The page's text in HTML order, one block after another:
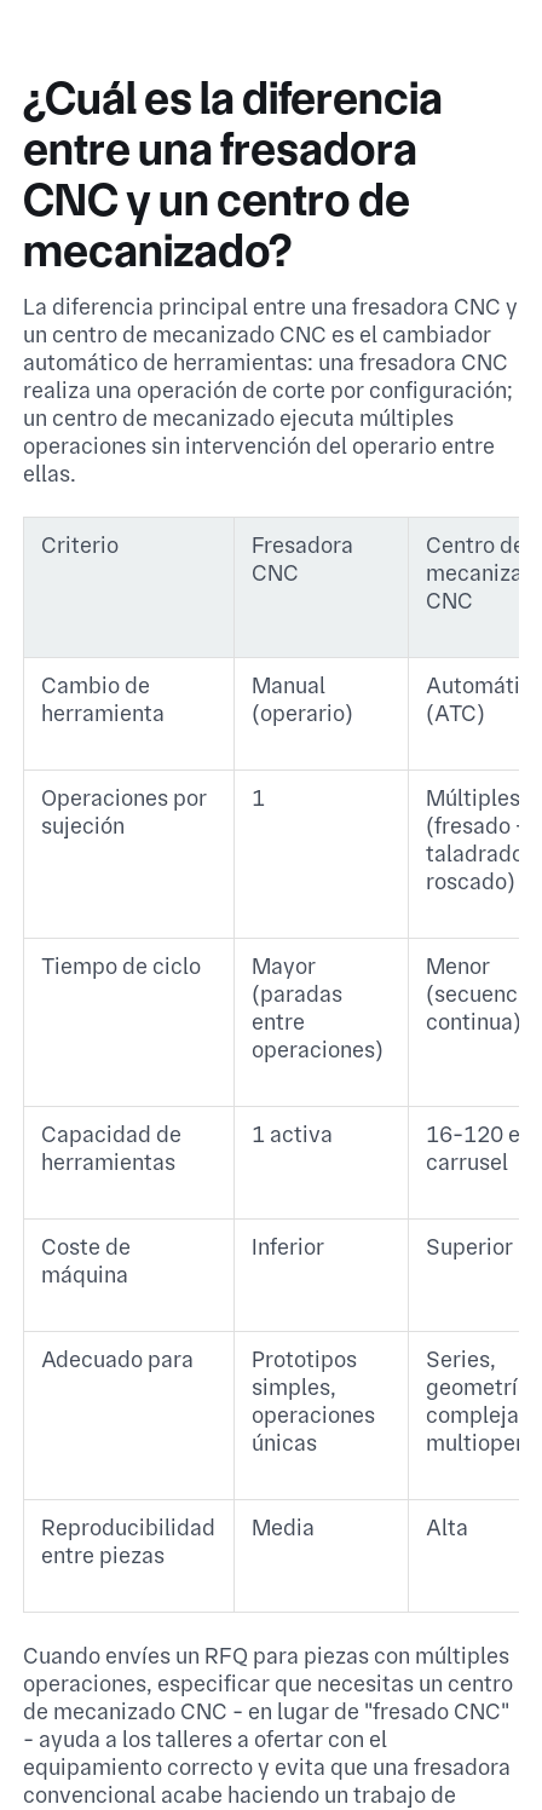
¿Cuál es la diferencia
entre una fresadora
CNC y un centro de
mecanizado?
La diferencia principal entre una fresadora CNC y
un centro de mecanizado CNC es el cambiador
automático de herramientas: una fresadora CNC
realiza una operación de corte por configuración;
un centro de mecanizado ejecuta múltiples
operaciones sin intervención del operario entre
ellas.
Criterio
Fresadora
CNC
Centro de
CNC
Cambio de
herramienta
Manual
(operario)
(ATC)
Operaciones por
sujeción
1
Múltiples
(fresado +
taladrado +
roscado)
Tiempo de ciclo
Mayor
(paradas
entre
operaciones)
Menor
(secuencia
continua)
Capacidad de
herramientas
1 activa
16-120 en
carrusel
Coste de
máquina
Inferior Superior
Adecuado para
Prototipos
simples,
operaciones
únicas
Series,
geometrías
complejas,
Reproducibilidad
entre piezas
Media Alta
Cuando envíes un RFQ para piezas con múltiples
operaciones, especificar que necesitas un centro
de mecanizado CNC - en lugar de "fresado CNC"
- ayuda a los talleres a ofertar con el
equipamiento correcto y evita que una fresadora
convencional acabe haciendo un trabajo de